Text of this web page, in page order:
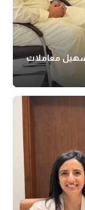
معاملات